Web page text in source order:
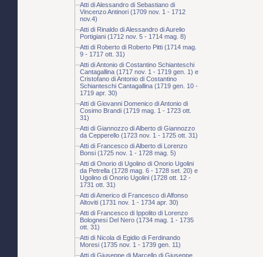
Atti di Alessandro di Sebastiano di
Vincenzo Antinori (1709 nov. 1 - 1712
nov.4)
Atti di Rinaldo di Alessandro di Aurelio
Portigiani (1712 nov. 5 - 1714 mag. 8)
Atti di Roberto di Roberto Pitti (1714 mag.
9 - 1717 ott. 31)
Atti di Antonio di Costantino Schianteschi
Cantagallina (1717 nov. 1 - 1719 gen. 1) e
Cristofano di Antonio di Costantino
Schianteschi Cantagallina (1719 gen. 10 -
1719 apr. 30)
Atti di Giovanni Domenico di Antonio di
Cosimo Brandi (1719 mag. 1 - 1723 ott.
31)
Atti di Giannozzo di Alberto di Giannozzo
da Cepperello (1723 nov. 1 - 1725 ott. 31)
Atti di Francesco di Alberto di Lorenzo
Bonsi (1725 nov. 1 - 1728 mag. 5)
Atti di Onorio di Ugolino di Onorio Ugolini
da Petrella (1728 mag. 6 - 1728 set. 20) e
Ugolino di Onorio Ugolini (1728 ott. 12 -
1731 ott. 31)
Atti di Americo di Francesco di Alfonso
Altoviti (1731 nov. 1 - 1734 apr. 30)
Atti di Francesco di Ippolito di Lorenzo
Bolognesi Del Nero (1734 mag. 1 - 1735
ott. 31)
Atti di Nicola di Egidio di Ferdinando
Moresi (1735 nov. 1 - 1739 gen. 11)
Atti di Giuseppe di Marcello di Giuseppe